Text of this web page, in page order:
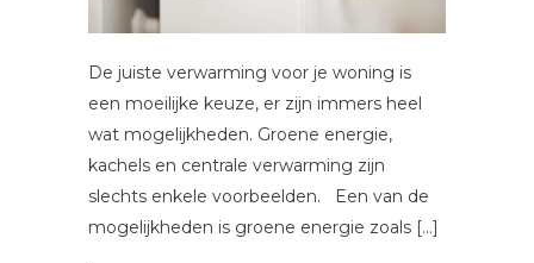
De juiste verwarming voor je woning is
een moeilijke keuze, er zijn immers heel
wat mogelijkheden. Groene energie,
kachels en centrale verwarming zijn
slechts enkele voorbeelden. Een van de
mogelijkheden is groene energie zoals […]